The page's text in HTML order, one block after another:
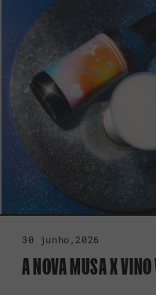
30 junho,2026
A NOVA MUSA X